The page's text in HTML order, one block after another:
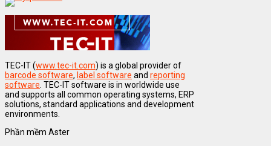
TEC-IT (www.tec-it.com) is a global provider of
barcode software, label software and reporting
software . TEC-IT software is in worldwide use
and supports all common operating systems, ERP
solutions, standard applications and development
environments.
Phần mềm Aster